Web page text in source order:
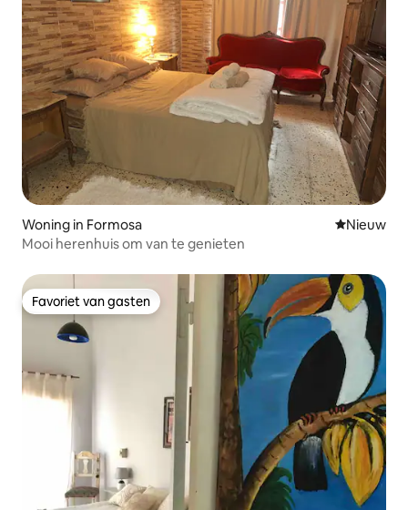
Woning in Formosa Nieuwe
Nieuw
Mooi herenhuis om van te genieten
Favoriet van gasten
Favoriet van gasten